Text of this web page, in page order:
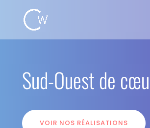
Sud-Ouest de
VOIR NOS RÉALISATIONS